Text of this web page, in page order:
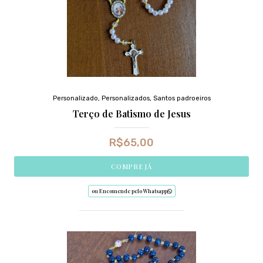
Personalizado, Personalizados, Santos padroeiros
Terço de Batismo de Jesus
R$65,00
COMPRE JÁ
ou Encomende pelo Whatsapp